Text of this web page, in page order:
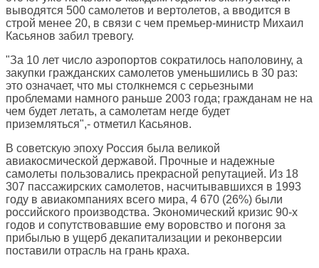
выводятся 500 самолетов и вертолетов, а вводится в
строй менее 20, в связи с чем премьер-министр Михаил
Касьянов забил тревогу.
"За 10 лет число аэропортов сократилось наполовину, а
закупки гражданских самолетов уменьшились в 30 раз:
это означает, что мы столкнемся с серьезными
проблемами намного раньше 2003 года; гражданам не на
чем будет летать, а самолетам негде будет
приземляться",- отметил Касьянов.
В советскую эпоху Россия была великой
авиакосмической державой. Прочные и надежные
самолеты пользовались прекрасной репутацией. Из 18
307 пассажирских самолетов, насчитывавшихся в 1993
году в авиакомпаниях всего мира, 4 670 (26%) были
российского производства. Экономический кризис 90-х
годов и сопутствовавшие ему воровство и погоня за
прибылью в ущерб декапитализации и реконверсии
поставили отрасль на грань краха.